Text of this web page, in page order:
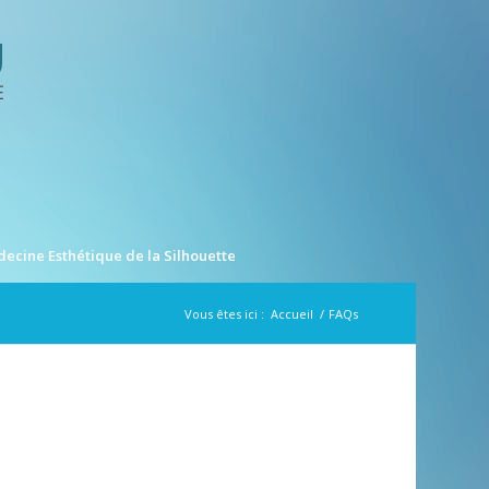
Esthétique de la Silhouette
Vous êtes ici : Accueil / FAQs